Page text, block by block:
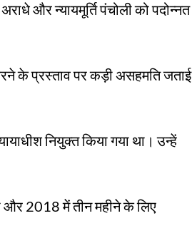
और न्यायमूर्ति पंचोली को पदोन्नत
करने के प्रस्ताव पर कड़ी असहमति जताई
नियुक्त किया गया था। उन्हें
और 2018 में तीन महीने के लिए